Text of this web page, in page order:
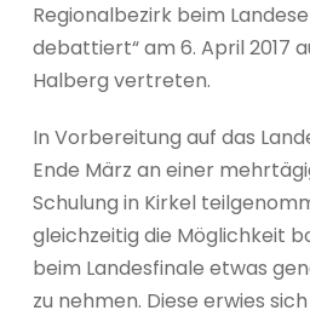
Regionalbezirk beim
debattiert“ am 6. April 2017
Halberg vertreten.
In Vorbereitung auf das
Ende März an einer
Schulung in Kirkel
gleichzeitig die Möglichkeit
beim Landesfinale etwas
zu nehmen. Diese erwies